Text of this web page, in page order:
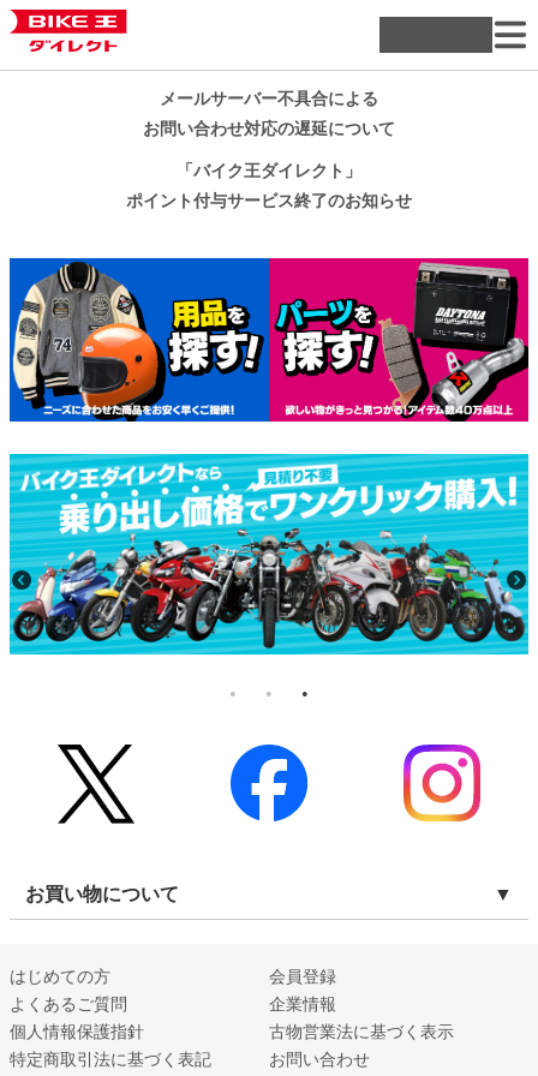
メールサーバー不具合による
お問い合わせ対応の遅延について
「バイク王ダイレクト」
ポイント付与サービス終了のお知らせ
お買い物について
はじめての方
会員登録
よくあるご質問
企業情報
個人情報保護指針
古物営業法に基づく表示
特定商取引法に基づく表記
お問い合わせ